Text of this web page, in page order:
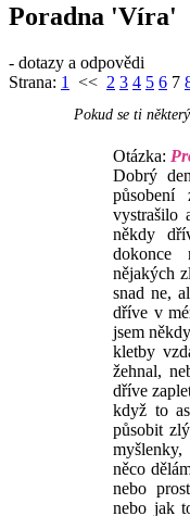
Poradna 'Víra'
- dotazy a odpovědi
Strana: 1 << 2 3 4 5 6 7
Pokud se ti
Otázka:
Dobrý
vystrašilo
někdy
dokonce
nějakých
snad ne,
dříve v
jsem
kletby
žehnal,
dříve
když to
působit
něco
nebo
nebo jak